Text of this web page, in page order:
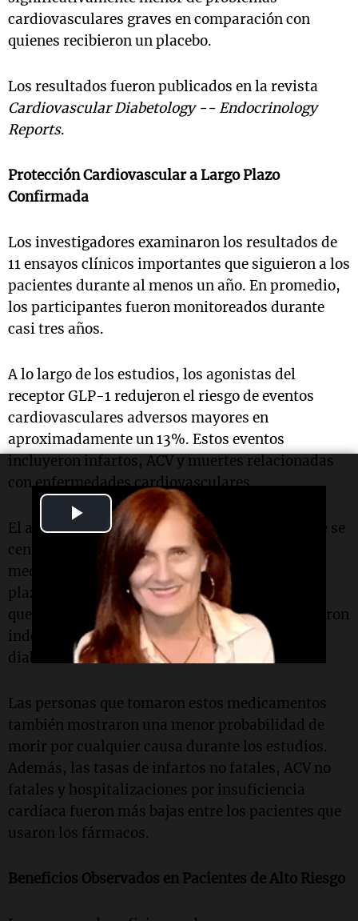
Play
Video
cardiovasculares graves en comparación con
quienes recibieron un placebo.
Los resultados fueron publicados en la revista
Cardiovascular Diabetology -- Endocrinology
Reports.
Protección Cardiovascular a Largo Plazo
Confirmada
Los investigadores examinaron los resultados de
11 ensayos clínicos importantes que siguieron a los
pacientes durante al menos un año. En promedio,
los participantes fueron monitoreados durante
casi tres años.
A lo largo de los estudios, los agonistas del
receptor GLP-1 redujeron el riesgo de eventos
cardiovasculares adversos mayores en
aproximadamente un 13%. Estos eventos
incluyeron infartos, ACV y muertes relacionadas
con enfermedades cardiovasculares.
El análisis es particularmente relevante, ya que se
centró en los efectos a largo plazo de los
medicamentos, en lugar de resultados a corto
plazo. Los investigadores también encontraron
que los beneficios cardiovasculares se presentaron
independientemente de si los pacientes tenían
diabetes.
Las personas que tomaron estos medicamentos
también mostraron una menor probabilidad de
morir por cualquier causa durante los estudios.
Además, las tasas de infartos no fatales, ACV no
fatales y hospitalizaciones por insuficiencia
cardíaca fueron más bajas entre los pacientes que
usaron los fármacos.
Beneficios Observados en Pacientes de Alto Riesgo